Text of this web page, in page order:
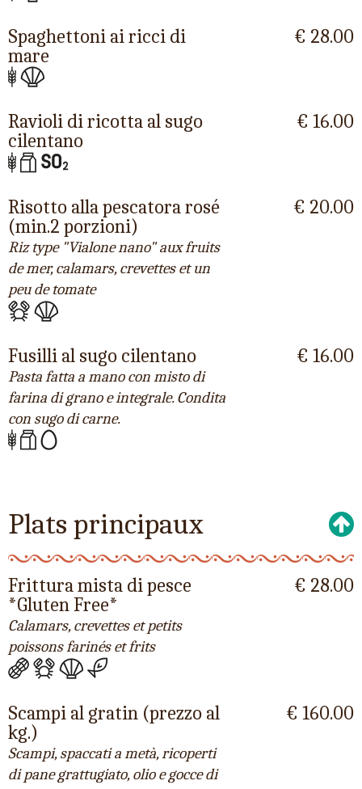
Spaghettoni ai ricci di
mare
€ 28.00
Ravioli di ricotta al sugo
cilentano
€ 16.00
Risotto alla pescatora rosé
(min.2 porzioni)
Riz type "Vialone nano" aux fruits
de mer, calamars, crevettes et un
peu de tomate
€ 20.00
Fusilli al sugo cilentano
Pasta fatta a mano con misto di
farina di grano e integrale. Condita
con sugo di carne.
€ 16.00
Plats principaux
Frittura mista di pesce
*Gluten Free*
Calamars, crevettes et petits
poissons farinés et frits
€ 28.00
Scampi al gratin (prezzo al
kg.)
Scampi, spaccati a metà, ricoperti
di pane grattugiato, olio e gocce di
€ 160.00